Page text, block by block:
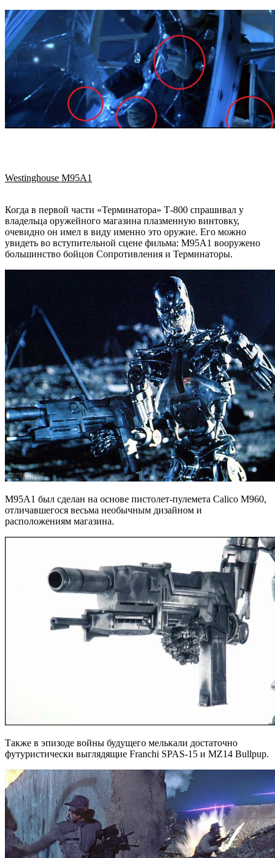
Westinghouse M95A1
Когда в первой части «Терминатора» Т-800 спрашивал у
владельца оружейного магазина плазменную винтовку,
очевидно он имел в виду именно это оружие. Его можно
увидеть во вступительной сцене фильма: M95A1 вооружено
большинство бойцов Сопротивления и Терминаторы.
M95A1 был сделан на основе пистолет-пулемета Calico M960,
отличавшегося весьма необычным дизайном и
расположениям магазина.
Также в эпизоде войны будущего мелькали достаточно
футуристически выглядящие Franchi SPAS-15 и MZ14 Bullpup.